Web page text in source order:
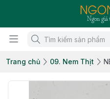
Trang chủ 09. Nem Thịt